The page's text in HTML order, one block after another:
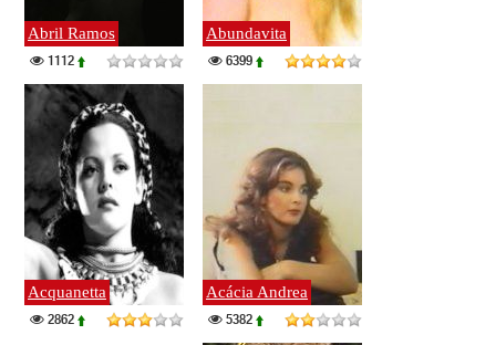
Abril Ramos
1112
Abundavita
6399
Acquanetta
2862
Acácia Andrea
5382